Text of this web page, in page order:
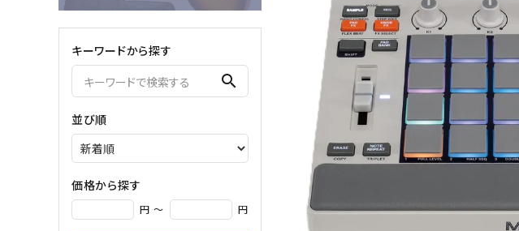
エフェクター
ライフスタイルグッズ
弦楽器
クラシックギター
ハープ
弦楽器小物
音響機材
シンセサイザー
DAW ／ DTM
DJ
PA
キーワードから探す
search
並び順
価格から探す
円 ～ 円